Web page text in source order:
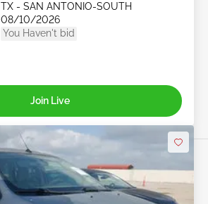
TX - SAN ANTONIO-SOUTH
08/10/2026
You Haven't bid
Join Live